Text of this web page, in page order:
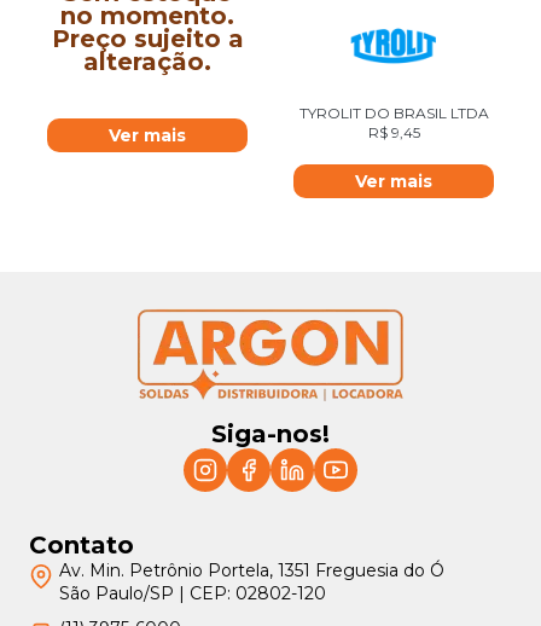
no momento.
Preço sujeito a
alteração.
Ver mais
TYROLIT DO BRASIL LTDA
R$9,45
Ver mais
Siga-nos!
Contato
Av. Min. Petrônio Portela, 1351 Freguesia do Ó
São Paulo/SP | CEP: 02802-120